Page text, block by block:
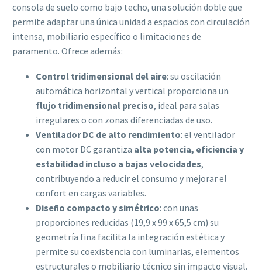
consola de suelo como bajo techo, una solución doble que
permite adaptar una única unidad a espacios con circulación
intensa, mobiliario específico o limitaciones de
paramento. Ofrece además:
Control tridimensional del aire: su oscilación
automática horizontal y vertical proporciona un
flujo tridimensional preciso, ideal para salas
irregulares o con zonas diferenciadas de uso.
Ventilador DC de alto rendimiento: el ventilador
con motor DC garantiza alta potencia, eficiencia y
estabilidad incluso a bajas velocidades,
contribuyendo a reducir el consumo y mejorar el
confort en cargas variables.
Diseño compacto y simétrico: con unas
proporciones reducidas (19,9 x 99 x 65,5 cm) su
geometría fina facilita la integración estética y
permite su coexistencia con luminarias, elementos
estructurales o mobiliario técnico sin impacto visual.